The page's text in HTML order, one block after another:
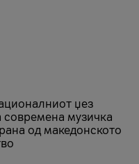
џез
современа музичка
од македонското